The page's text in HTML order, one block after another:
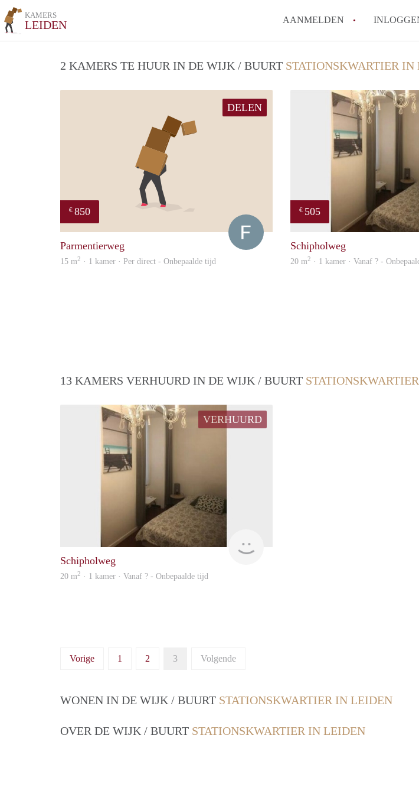
KAMERS
LEIDEN AANMELDEN
2 KAMERS TE HUUR IN DE WIJK / BUURT STATIONSKWARTIER IN
DELEN
€ 850
Parmentierweg
15 m2 · 1 kamer · Per direct - Onbepaalde tijd
€ 505
Schipholweg
20 m2 · 1 kamer · Vanaf ? -
13 KAMERS VERHUURD IN DE WIJK / BUURT
VERHUURD
Schipholweg
20 m2 · 1 kamer · Vanaf ? - Onbepaalde tijd
Vorige 1 2 3 Volgende
WONEN IN DE WIJK / BUURT STATIONSKWARTIER IN LEIDEN
OVER DE WIJK / BUURT STATIONSKWARTIER IN LEIDEN